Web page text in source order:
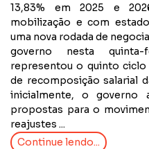
13,83% em 2025 e
mobilização e com
uma nova rodada de
governo nesta
representou o quinto
de recomposição salarial
inicialmente, o governo
propostas para o
reajustes ...
Continue lendo...